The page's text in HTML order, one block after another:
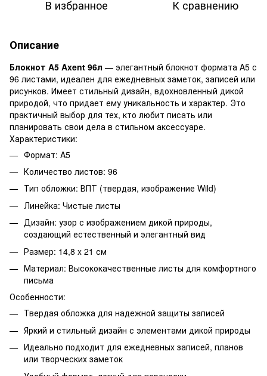
В избранное К сравнению
Описание
Блокнот A5 Axent 96л — элегантный блокнот формата A5 с
96 листами, идеален для ежедневных заметок, записей или
рисунков. Имеет стильный дизайн, вдохновленный дикой
природой, что придает ему уникальность и характер. Это
практичный выбор для тех, кто любит писать или
планировать свои дела в стильном аксессуаре.
Характеристики:
Формат: A5
Количество листов: 96
Тип обложки: ВПТ (твердая, изображение Wild)
Линейка: Чистые листы
Дизайн: узор с изображением дикой природы,
создающий естественный и элегантный вид
Размер: 14,8 x 21 см
Материал: Высококачественные листы для комфортного
письма
Особенности:
Твердая обложка для надежной защиты записей
Яркий и стильный дизайн с элементами дикой природы
Идеально подходит для ежедневных записей, планов
или творческих заметок